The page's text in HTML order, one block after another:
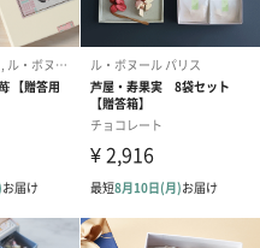
ブック型パッケージ
活躍するグラフィックデザ
けており、バレンタインに
が目を引くおしゃれな仕上が